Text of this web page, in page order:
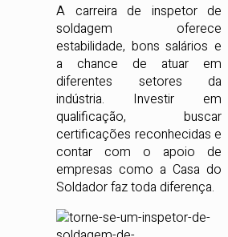
A carreira de inspetor de
soldagem oferece
estabilidade, bons salários e
a chance de atuar em
diferentes setores da
indústria. Investir em
qualificação, buscar
certificações reconhecidas e
contar com o apoio de
empresas como a Casa do
Soldador faz toda diferença.